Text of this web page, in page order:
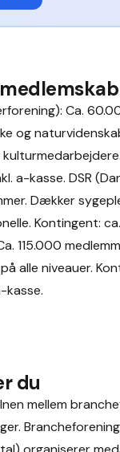
Ca.
og
a-kasse. DSR
Dækker
Kontingent:
115.000
alle niveauer.
kasse.
du
mellem